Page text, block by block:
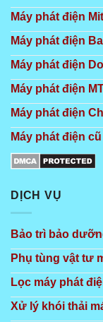
Máy phát điện
Máy phát điện
Máy phát điện
Máy phát điện
Máy phát điện
Máy phát điện cũ
DỊCH VỤ
Bảo trì bảo
Phụ tùng vật tư
Lọc máy phát
Xử lý khói thải